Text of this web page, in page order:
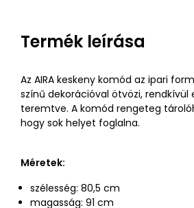
Termék leírása
Az AIRA keskeny komód az ipari
színű dekorációval ötvözi, rendkívül
teremtve. A komód rengeteg
hogy sok helyet foglalna.
Méretek:
szélesség: 80,5 cm
magasság: 91 cm